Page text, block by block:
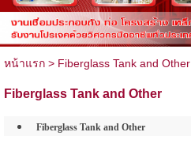
หน้าแรก> Fiberglass Tank and Other
Fiberglass Tank and Other
Fiberglass Tank and Other